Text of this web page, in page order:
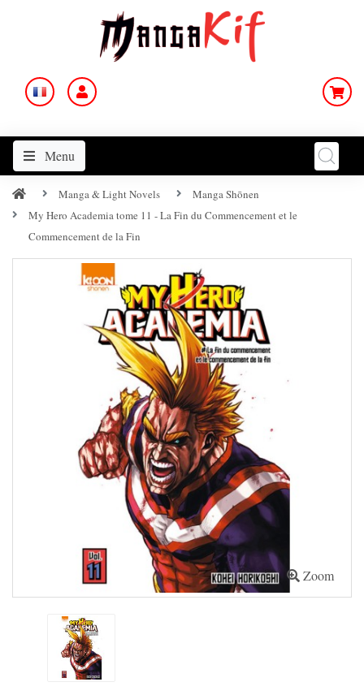
Menu
Manga & Light Novels
Manga Shōnen
My Hero Academia tome 11 - La Fin du Commencement et le
Commencement de la Fin
Zoom